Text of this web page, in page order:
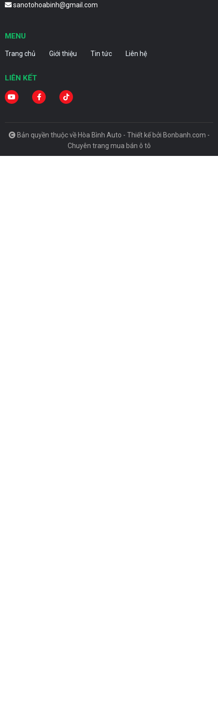
sanotohoabinh@gmail.com
MENU
Trang chủ Giới thiệu Tin tức Liên hệ
LIÊN KẾT
Bản quyền thuộc về Hòa Bình Auto - Thiết kế bởi Bonbanh.com -
Chuyên trang mua bán ô tô